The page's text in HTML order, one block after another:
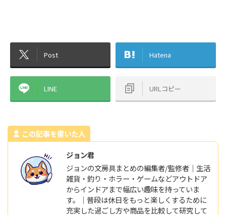
Post Hatena
LINE URLコピー
この記事を書いた人
ジョン君
ジョンの文房具まとめの編集者/監修者｜生活
雑貨・釣り・ホラー・ゲームなどアウトドア
からインドアまで幅広い趣味を持っていま
す。｜普段は休日をもっと楽しくするために
充実した過ごし方や商品を比較して研究して